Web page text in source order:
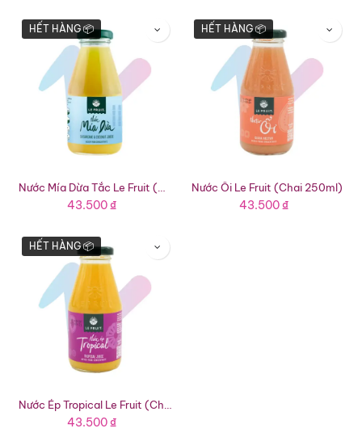
HẾT HÀNG 📦
43.500₫
HẾT HÀNG 📦
Nước Ổi Le Fruit (Chai 250ml)
43.500₫
HẾT HÀNG 📦
43.500₫